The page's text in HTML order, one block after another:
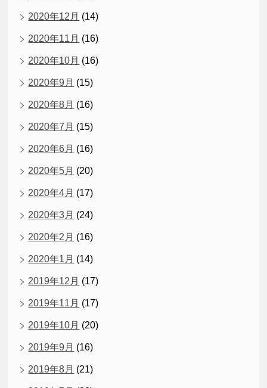
2020年12月 (14)
2020年11月 (16)
2020年10月 (16)
2020年9月 (15)
2020年8月 (16)
2020年7月 (15)
2020年6月 (16)
2020年5月 (20)
2020年4月 (17)
2020年3月 (24)
2020年2月 (16)
2020年1月 (14)
2019年12月 (17)
2019年11月 (17)
2019年10月 (20)
2019年9月 (16)
2019年8月 (21)